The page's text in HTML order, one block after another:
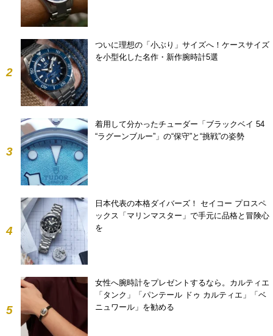
2
ついに理想の「小ぶり」サイズへ！ケースサイズ
を小型化した名作・新作腕時計5選
3
着用して分かったチューダー「ブラックベイ 54
“ラグーンブルー”」の“保守”と“挑戦”の姿勢
4
日本代表の本格ダイバーズ！ セイコー プロスペ
ックス「マリンマスター」で手元に品格と冒険心
を
5
女性へ腕時計をプレゼントするなら。カルティエ
「タンク」「パンテール ドゥ カルティエ」「ベ
ニュワール」を勧める